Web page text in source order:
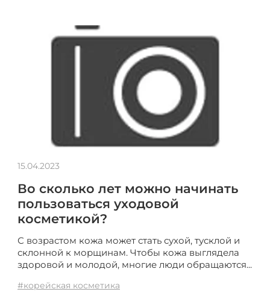
Во сколько лет можно начинать
пользоваться уходовой
косметикой?
С возрастом кожа может стать сухой, тусклой и
склонной к морщинам. Чтобы кожа выглядела
здоровой и молодой, многие люди обращаются...
15.04.2023
#корейская косметика